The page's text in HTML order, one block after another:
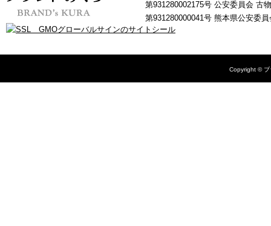
第931280002175号 公安委員会 古
第931280000041号 熊本県公安委
Copyright © ブ